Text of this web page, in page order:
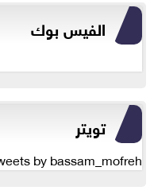
الفيس بوك
تويتر
by bassam_mofreh